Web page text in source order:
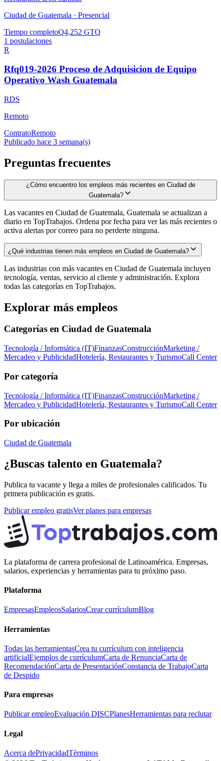
Ciudad de Guatemala · Presencial
Tiempo completoQ4,252 GTQ
1 postulaciones
R
Rfq019-2026 Proceso de Adquisicion de Equipo
Operativo Wash Guatemala
RDS
Remoto
ContratoRemoto
Publicado hace 3 semana(s)
Preguntas frecuentes
¿Cómo encuentro los empleos más recientes en Ciudad de
Guatemala?
Las vacantes en Ciudad de Guatemala, Guatemala se actualizan a
diario en TopTrabajos. Ordena por fecha para ver las más recientes o
activa alertas por correo para no perderte ninguna.
¿Qué industrias tienen más empleos en Ciudad de Guatemala?
Las industrias con más vacantes en Ciudad de Guatemala incluyen
tecnología, ventas, servicio al cliente y administración. Explora
todas las categorías en TopTrabajos.
Explorar más empleos
Categorías en Ciudad de Guatemala
Tecnología / Informática (IT)FinanzasConstrucciónMarketing /
Mercadeo y PublicidadHotelería, Restaurantes y TurismoCall Center
Por categoría
Tecnología / Informática (IT)FinanzasConstrucciónMarketing /
Mercadeo y PublicidadHotelería, Restaurantes y TurismoCall Center
Por ubicación
Ciudad de Guatemala
¿Buscas talento en Guatemala?
Publica tu vacante y llega a miles de profesionales calificados. Tu
primera publicación es gratis.
Publicar empleo gratisVer planes para empresas
La plataforma de carrera profesional de Latinoamérica. Empresas,
salarios, experiencias y herramientas para tu próximo paso.
Plataforma
EmpresasEmpleosSalariosCrear currículumBlog
Herramientas
Todas las herramientasCrea tu currículum con inteligencia
artificialEjemplos de currículumCarta de RenunciaCarta de
RecomendaciónCarta de PresentaciónConstancia de TrabajoCarta
de Despido
Para empresas
Publicar empleoEvaluación DISCPlanesHerramientas para reclutar
Legal
Acerca dePrivacidadTérminos